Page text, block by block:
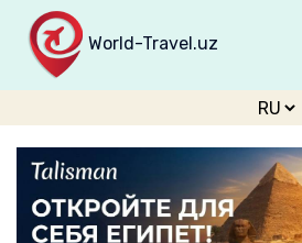
World-Travel.uz
Главная
Туры
Тур. фирмы